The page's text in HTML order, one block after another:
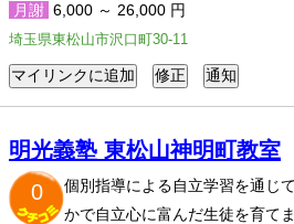
月謝 6,000 ～ 26,000 円
埼玉県東松山市沢口町30-11
明光義塾 東松山神明町教室
0
個別指導による自立学習を通じ
かで自立心に富んだ生徒を育てま